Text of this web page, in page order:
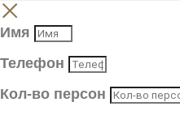
Имя
Телефон
Кол-во персон